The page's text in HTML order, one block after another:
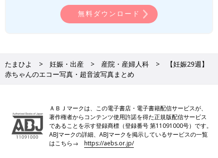
無料ダウンロード
たまひよ 妊娠・出産 産院・産婦人科
【妊娠29週】
赤ちゃんのエコー写真・超音波写真まとめ
ＡＢＪマークは、この電子書店・電子書籍配信サービスが、
著作権者からコンテンツ使用許諾を得た正規版配信サービス
であることを示す登録商標（登録番号 第11091000号）です。
ABJマークの詳細、ABJマークを掲示しているサービスの一覧
はこちら→https://aebs.or.jp/